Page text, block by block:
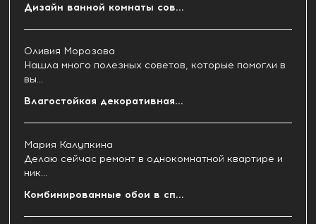
Дизайн ванной комнаты сов...
Оливия Морозова
Нашла много полезных советов, которые помогли в
вы...
Влагостойкая декоративная...
Мария Калупкина
Делаю сейчас ремонт в однокомнатной квартире и
ник...
Комбинированные обои в сп...